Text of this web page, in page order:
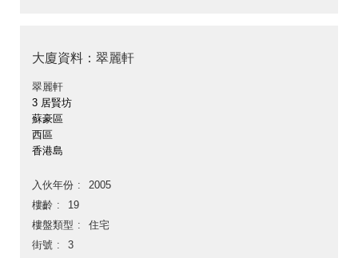
大廈資料：翠麗軒
翠麗軒
3 居賢坊
蘇豪區
西區
香港島
入伙年份
2005
樓齡
19
樓盤類型
住宅
街號
3